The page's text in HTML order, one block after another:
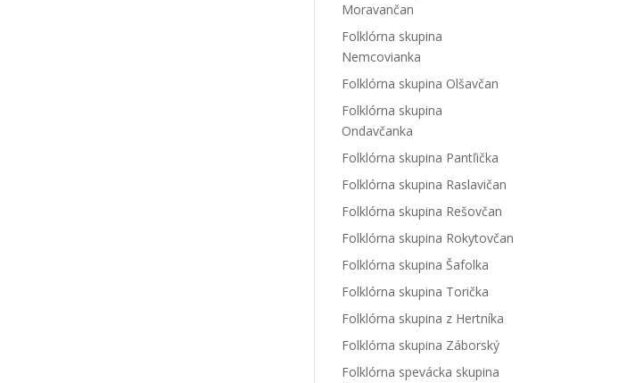
Moravančan
Folklórna skupina
Nemcovianka
Folklórna skupina Olšavčan
Folklórna skupina
Ondavčanka
Folklórna skupina Pantľička
Folklórna skupina Raslavičan
Folklórna skupina Rešovčan
Folklórna skupina Rokytovčan
Folklórna skupina Šafolka
Folklórna skupina Torička
Folklórna skupina z Hertníka
Folklórna skupina Záborský
Folklórna spevácka skupina